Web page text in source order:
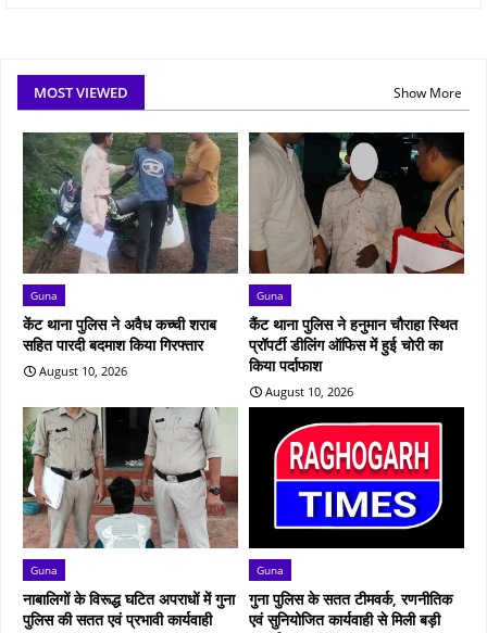
MOST VIEWED Show More
Guna
केंट थाना पुलिस ने अवैध कच्ची शराब
सहित पारदी बदमाश किया गिरफ्तार
August 10, 2026
Guna
कैंट थाना पुलिस ने हनुमान चौराहा स्थित
प्रॉपर्टी डीलिंग ऑफिस में हुई चोरी का
किया पर्दाफाश
August 10, 2026
Guna
नाबालिगों के विरूद्ध घटित अपराधों में गुना
पुलिस की सतत एवं प्रभावी कार्यवाही
Guna
गुना पुलिस के सतत टीमवर्क, रणनीतिक
एवं सुनियोजित कार्यवाही से मिली बड़ी